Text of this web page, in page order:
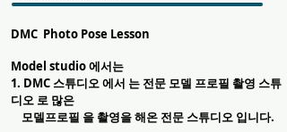
DMC Photo Pose Lesson
Model studio 에서는
1. DMC 스튜디오 에서 는 전문 모델 프로필 촬영 스튜
디오 로 많은
모델프로필 을 촬영을 해온 전문 스튜디오 입니다.